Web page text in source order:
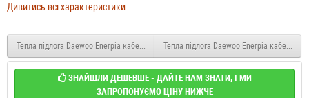
Дивитись всі характеристики
Тепла підлога Daewoo Enerpia кабель під стяжку UT-20 700 Вт 35м (4.2 м2)
Тепла підлога Daewoo Enerpia кабель
ЗНАЙШЛИ ДЕШЕВШЕ - ДАЙТЕ НАМ ЗНАТИ, І МИ
ЗАПРОПОНУЄМО ЦІНУ НИЖЧЕ